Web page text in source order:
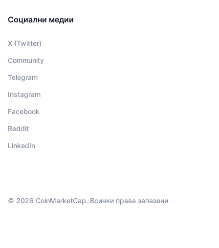
Социални медии
X (Twitter)
Community
Telegram
Instagram
Facebook
Reddit
LinkedIn
© 2026 CoinMarketCap. Всички права запазени